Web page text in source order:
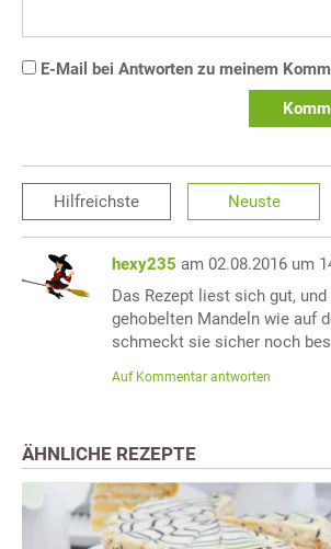
E-Mail bei Antworten zu meinem
Hilfreichste Neuste
hexy235 am 02.08.2016 um
Das Rezept liest sich gut,
gehobelten Mandeln wie auf
schmeckt sie sicher noch
Auf Kommentar antworten
ÄHNLICHE REZEPTE